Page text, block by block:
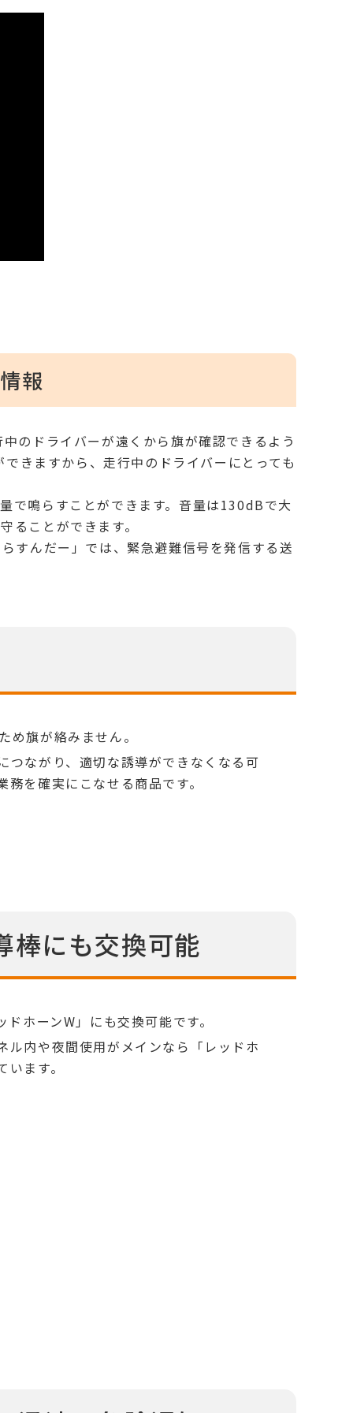
報
のドライバーが遠くから旗が確認できるよう
きますから、走行中のドライバーにとっても
で鳴らすことができます。音量は130dBで大
ることができます。
すんだー」では、緊急避難信号を発信する送
め旗が絡みません。
つながり、適切な誘導ができなくなる可
を確実にこなせる商品です。
にも交換可能
ホーンW」にも交換可能です。
ル内や夜間使用がメインなら「レッドホ
ます。